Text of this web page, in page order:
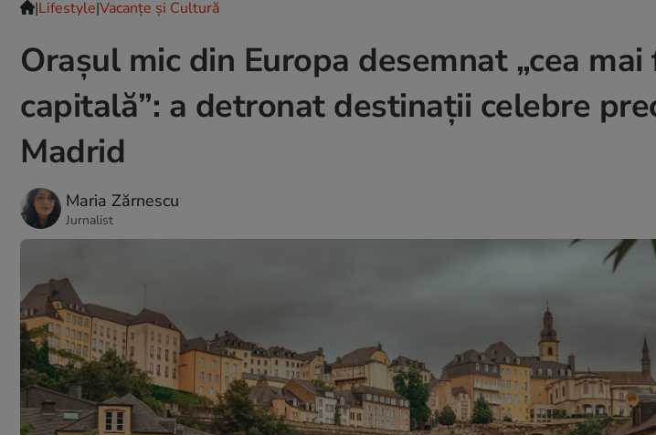
|Lifestyle|Vacanțe și Cultură
Orașul mic din Europa desemnat „cea
capitală”: a detronat destinații celebre
Madrid
Maria Zărnescu
Jurnalist